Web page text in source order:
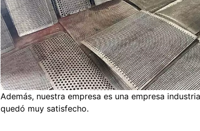
Además, nuestra empresa es una empresa
quedó muy satisfecho.